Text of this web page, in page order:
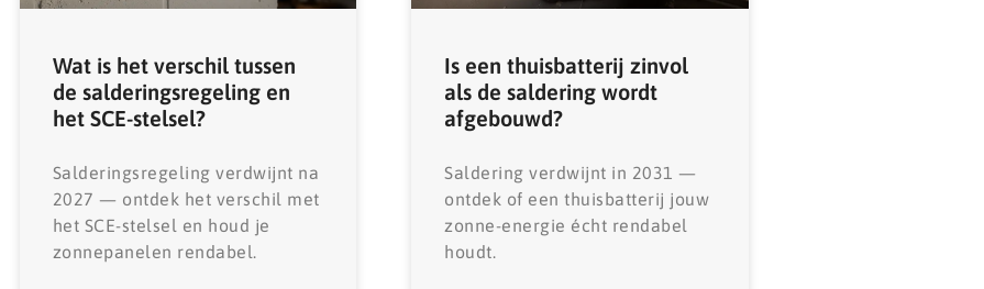
Wat is het verschil tussen
de salderingsregeling en
het SCE-stelsel?
Salderingsregeling verdwijnt na
2027 — ontdek het verschil met
het SCE-stelsel en houd je
zonnepanelen rendabel.
Is een thuisbatterij zinvol
als de saldering wordt
afgebouwd?
Saldering verdwijnt in 2031 —
ontdek of een thuisbatterij jouw
zonne-energie écht rendabel
houdt.